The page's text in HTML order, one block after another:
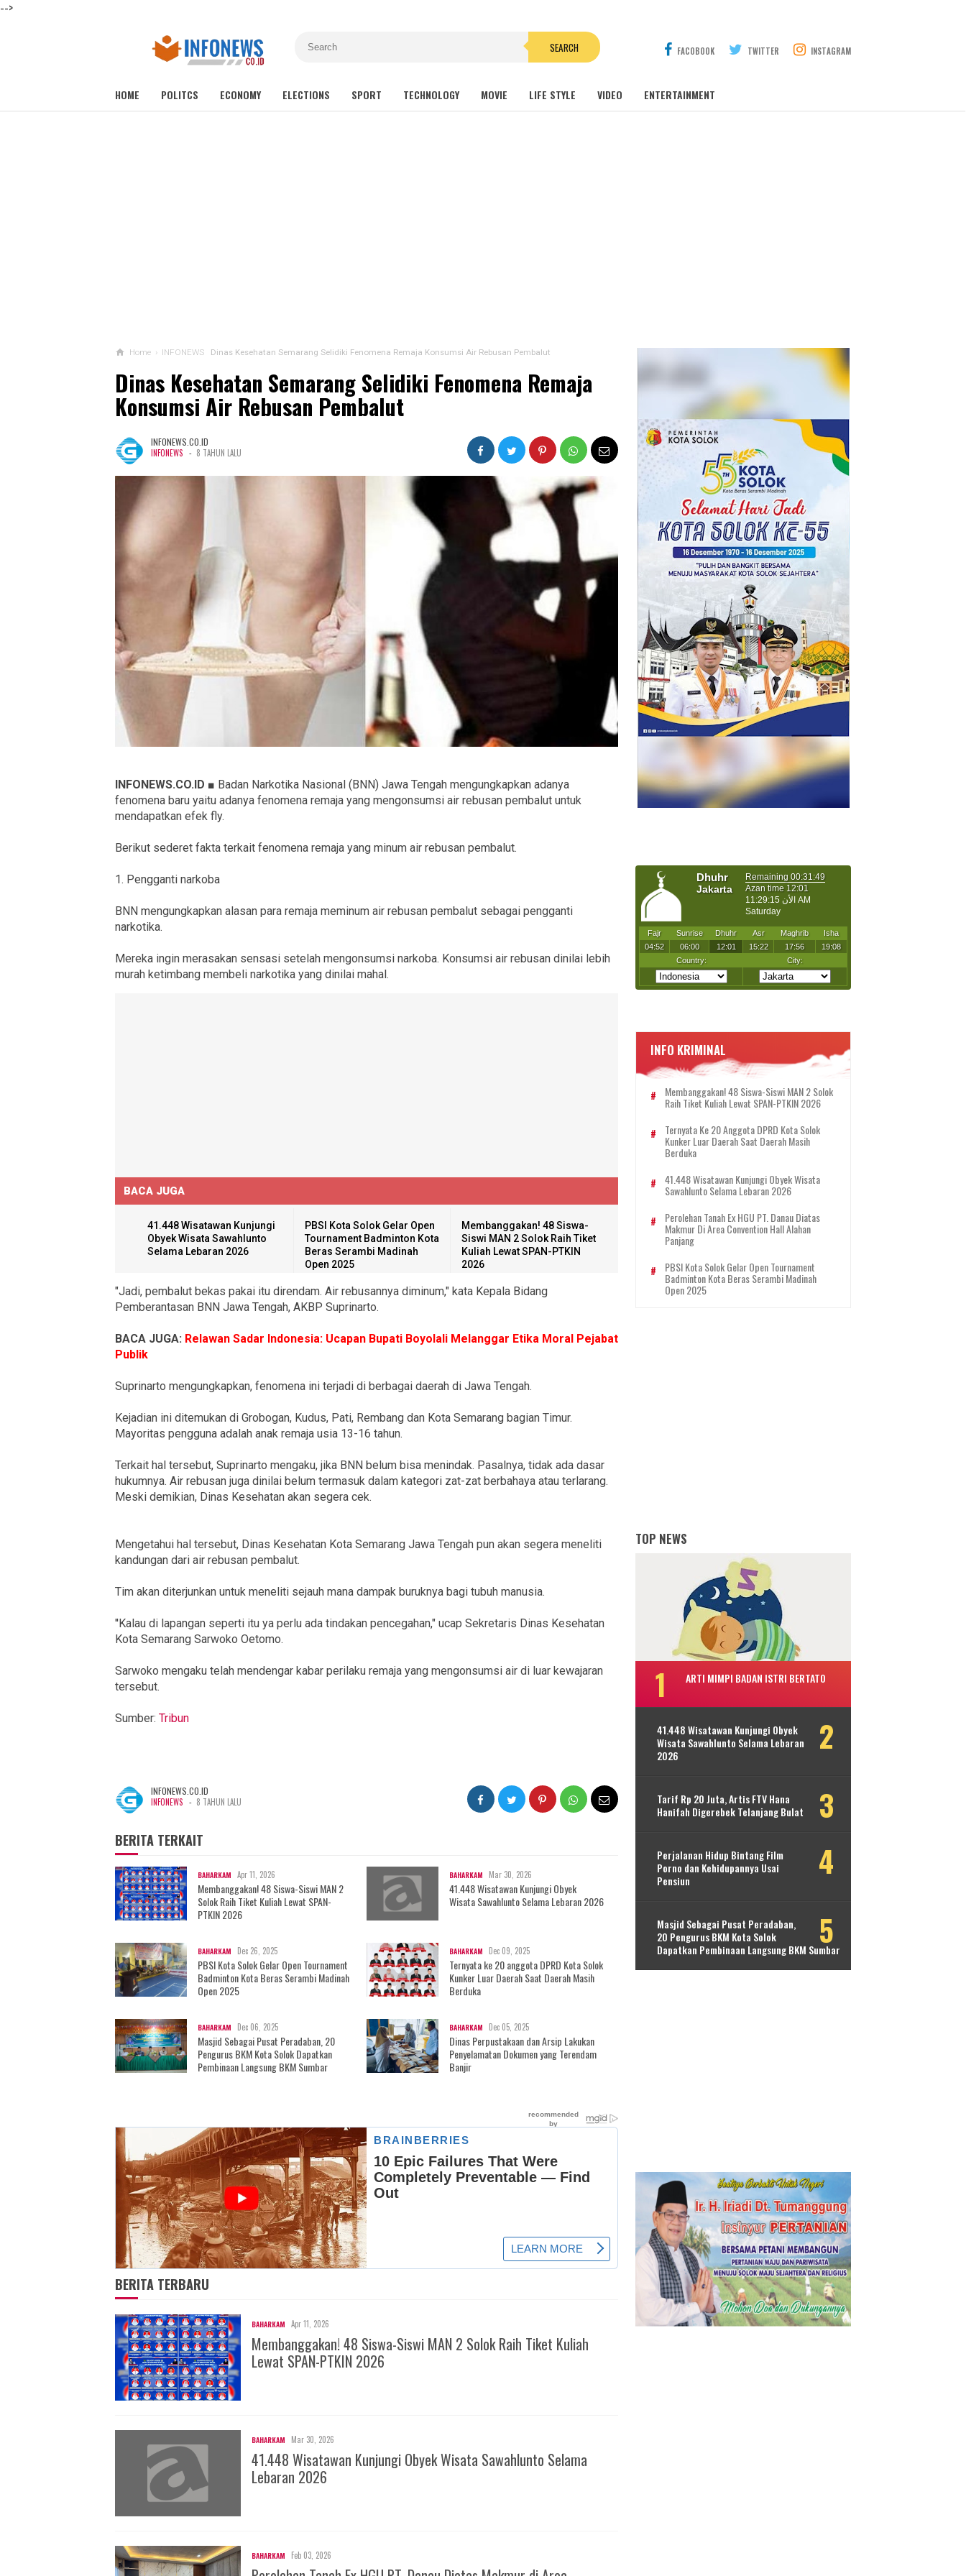
-->
SEARCH FACOBOOK TWITTER INSTAGRAM
HOME POLITCS ECONOMY ELECTIONS SPORT TECHNOLOGY MOVIE LIFE STYLE VIDEO ENTERTAINMENT
Home › INFONEWS Dinas Kesehatan Semarang Selidiki Fenomena Remaja Konsumsi Air Rebusan Pembalut
Dinas Kesehatan Semarang Selidiki Fenomena Remaja
Konsumsi Air Rebusan Pembalut
INFONEWS.CO.ID
INFONEWS - 8 TAHUN LALU
INFONEWS.CO.ID ■ Badan Narkotika Nasional (BNN) Jawa Tengah mengungkapkan adanya
fenomena baru yaitu adanya fenomena remaja yang mengonsumsi air rebusan pembalut untuk
mendapatkan efek fly.
Berikut sederet fakta terkait fenomena remaja yang minum air rebusan pembalut.
1. Pengganti narkoba
BNN mengungkapkan alasan para remaja meminum air rebusan pembalut sebagai pengganti
narkotika.
Mereka ingin merasakan sensasi setelah mengonsumsi narkoba. Konsumsi air rebusan dinilai lebih
murah ketimbang membeli narkotika yang dinilai mahal.
BACA JUGA
41.448 Wisatawan Kunjungi
Obyek Wisata Sawahlunto
Selama Lebaran 2026
PBSI Kota Solok Gelar Open
Tournament Badminton Kota
Beras Serambi Madinah
Open 2025
Membanggakan! 48 Siswa-
Siswi MAN 2 Solok Raih Tiket
Kuliah Lewat SPAN-PTKIN
2026
"Jadi, pembalut bekas pakai itu direndam. Air rebusannya diminum," kata Kepala Bidang
Pemberantasan BNN Jawa Tengah, AKBP Suprinarto.
BACA JUGA: Relawan Sadar Indonesia: Ucapan Bupati Boyolali Melanggar Etika Moral Pejabat
Publik
Suprinarto mengungkapkan, fenomena ini terjadi di berbagai daerah di Jawa Tengah.
Kejadian ini ditemukan di Grobogan, Kudus, Pati, Rembang dan Kota Semarang bagian Timur.
Mayoritas pengguna adalah anak remaja usia 13-16 tahun.
Terkait hal tersebut, Suprinarto mengaku, jika BNN belum bisa menindak. Pasalnya, tidak ada dasar
hukumnya. Air rebusan juga dinilai belum termasuk dalam kategori zat-zat berbahaya atau terlarang.
Meski demikian, Dinas Kesehatan akan segera cek.
Mengetahui hal tersebut, Dinas Kesehatan Kota Semarang Jawa Tengah pun akan segera meneliti
kandungan dari air rebusan pembalut.
Tim akan diterjunkan untuk meneliti sejauh mana dampak buruknya bagi tubuh manusia.
''Kalau di lapangan seperti itu ya perlu ada tindakan pencegahan," ucap Sekretaris Dinas Kesehatan
Kota Semarang Sarwoko Oetomo.
Sarwoko mengaku telah mendengar kabar perilaku remaja yang mengonsumsi air di luar kewajaran
tersebut.
Sumber: Tribun
INFONEWS.CO.ID
INFONEWS - 8 TAHUN LALU
BERITA TERKAIT
BAHARKAM Apr 11, 2026
Membanggakan! 48 Siswa-Siswi MAN 2
Solok Raih Tiket Kuliah Lewat SPAN-
PTKIN 2026
BAHARKAM Mar 30, 2026
41.448 Wisatawan Kunjungi Obyek
Wisata Sawahlunto Selama Lebaran 2026
BAHARKAM Dec 26, 2025
PBSI Kota Solok Gelar Open Tournament
Badminton Kota Beras Serambi Madinah
Open 2025
BAHARKAM Dec 09, 2025
Ternyata ke 20 anggota DPRD Kota Solok
Kunker Luar Daerah Saat Daerah Masih
Berduka
BAHARKAM Dec 06, 2025
Masjid Sebagai Pusat Peradaban, 20
Pengurus BKM Kota Solok Dapatkan
Pembinaan Langsung BKM Sumbar
BAHARKAM Dec 05, 2025
Dinas Perpustakaan dan Arsip Lakukan
Penyelamatan Dokumen yang Terendam
Banjir
BERITA TERBARU
BAHARKAM Apr 11, 2026
Membanggakan! 48 Siswa-Siswi MAN 2 Solok Raih Tiket Kuliah
Lewat SPAN-PTKIN 2026
BAHARKAM Mar 30, 2026
41.448 Wisatawan Kunjungi Obyek Wisata Sawahlunto Selama
Lebaran 2026
BAHARKAM Feb 03, 2026
INFO KRIMINAL
Membanggakan! 48 Siswa-Siswi MAN 2 Solok
Raih Tiket Kuliah Lewat SPAN-PTKIN 2026
Ternyata Ke 20 Anggota DPRD Kota Solok
Kunker Luar Daerah Saat Daerah Masih
Berduka
41.448 Wisatawan Kunjungi Obyek Wisata
Sawahlunto Selama Lebaran 2026
Perolehan Tanah Ex HGU PT. Danau Diatas
Makmur Di Area Convention Hall Alahan
Panjang
PBSI Kota Solok Gelar Open Tournament
Badminton Kota Beras Serambi Madinah
Open 2025
TOP NEWS
ARTI MIMPI BADAN ISTRI BERTATO
41.448 Wisatawan Kunjungi Obyek
Wisata Sawahlunto Selama Lebaran
2026
Tarif Rp 20 Juta, Artis FTV Hana
Hanifah Digerebek Telanjang Bulat
Perjalanan Hidup Bintang Film
Porno dan Kehidupannya Usai
Pensiun
Masjid Sebagai Pusat Peradaban,
20 Pengurus BKM Kota Solok
Dapatkan Pembinaan Langsung BKM Sumbar